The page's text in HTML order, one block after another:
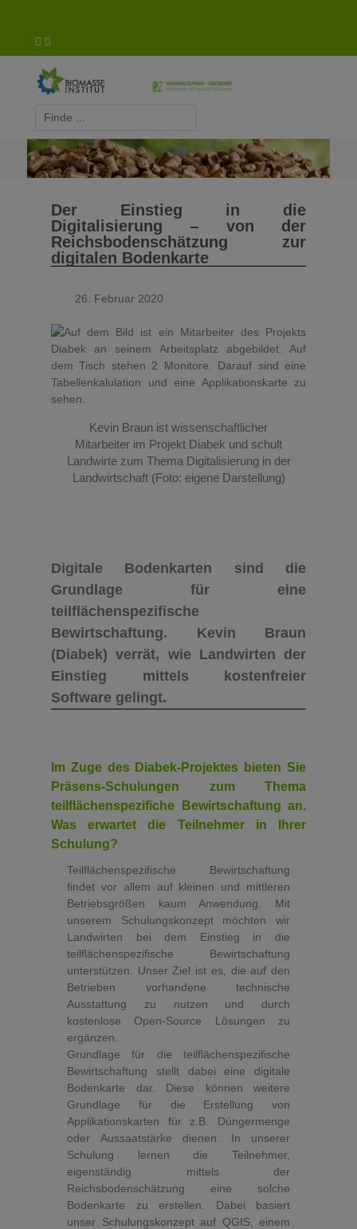
Biomasse-Institut Triesdorf
Der Einstieg in die
Digitalisierung – von der
Reichsbodenschätzung zur
digitalen Bodenkarte
26. Februar 2020
Kevin Braun ist wissenschaftlicher
Mitarbeiter im Projekt Diabek und schult
Landwirte zum Thema Digitalisierung in der
Landwirtschaft (Foto: eigene Darstellung)
Digitale Bodenkarten sind die
Grundlage für eine
teilflächenspezifische
Bewirtschaftung. Kevin Braun
(Diabek) verrät, wie Landwirten der
Einstieg mittels kostenfreier
Software gelingt.
Im Zuge des Diabek-Projektes bieten Sie
Präsens-Schulungen zum Thema
teilflächenspezifiche Bewirtschaftung an.
Was erwartet die Teilnehmer in Ihrer
Schulung?
Teilflächenspezifische Bewirtschaftung
findet vor allem auf kleinen und mittleren
Betriebsgrößen kaum Anwendung. Mit
unserem Schulungskonzept möchten wir
Landwirten bei dem Einstieg in die
teilflächenspezifische Bewirtschaftung
unterstützen. Unser Ziel ist es, die auf den
Betrieben vorhandene technische
Ausstattung zu nutzen und durch
kostenlose Open-Source Lösungen zu
ergänzen.
Grundlage für die teilflächenspezifische
Bewirtschaftung stellt dabei eine digitale
Bodenkarte dar. Diese können weitere
Grundlage für die Erstellung von
Applikationskarten für z.B. Düngermenge
oder Aussaatstärke dienen. In unserer
Schulung lernen die Teilnehmer,
eigenständig mittels der
Reichsbodenschätzung eine solche
Bodenkarte zu erstellen. Dabei basiert
unser Schulungskonzept auf QGIS, einem